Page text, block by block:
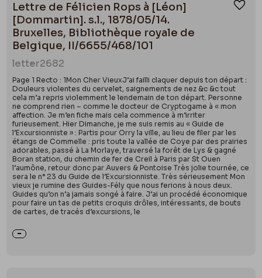
Lettre de Félicien Rops à [Léon]
[Dommartin]. s.l., 1878/05/14.
Bruxelles, Bibliothèque royale de
Belgique, II/6655/468/101
letter2682
Page 1 Recto : 1Mon Cher VieuxJ’ai failli claquer depuis ton départ :
Douleurs violentes du cervelet, saignements de nez &c &c tout
cela m’a repris violemment le lendemain de ton départ. Personne
ne comprend rien – comme le docteur de Cryptogame à « mon
affection. Je m’en fiche mais cela commence à m’irriter
furieusement. Hier Dimanche, je me suis remis au « Guide de
l’Excursionniste » : Partis pour Orry la ville, au lieu de filer par les
étangs de Commelle : pris toute la vallée de Coye par des prairies
adorables, passé à La Morlaye, traversé la forêt de Lys & gagné
Boran station, du chemin de fer de Creil à Paris par St Ouen
l’aumône, retour donc par Auvers & Pontoise Très jolie tournée, ce
sera le n° 23 du Guide de l’Excursionniste. Très sérieusement Mon
vieux je rumine des Guides-Fély que nous ferions à nous deux.
Guides qu’on n’a jamais songé à faire. J’ai un procédé économique
pour faire un tas de petits croquis drôles, intéressants, de bouts
de cartes, de tracés d’excursions, le